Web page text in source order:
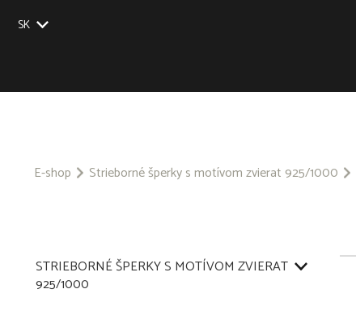
SK
CZ
E-shop Strieborné šperky s motívom zvierat 925/1000
STRIEBORNÉ ŠPERKY S MOTÍVOM ZVIERAT
925/1000